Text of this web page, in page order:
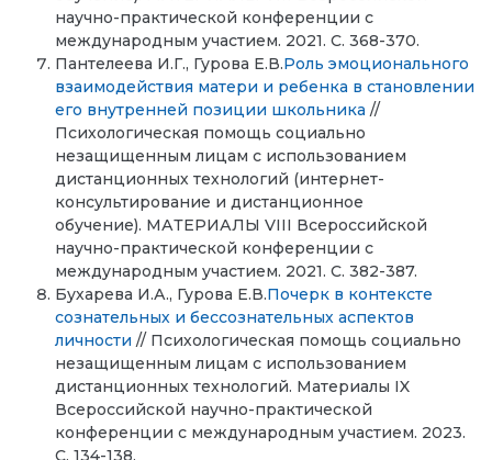
научно-практической конференции с
международным участием. 2021. С. 368-370.
Пантелеева И.Г., Гурова Е.В.Роль эмоционального
взаимодействия матери и ребенка в становлении
его внутренней позиции школьника //
Психологическая помощь социально
незащищенным лицам с использованием
дистанционных технологий (интернет-
консультирование и дистанционное
обучение). МАТЕРИАЛЫ VIII Всероссийской
научно-практической конференции с
международным участием. 2021. С. 382-387.
Бухарева И.А., Гурова Е.В.Почерк в контексте
сознательных и бессознательных аспектов
личности // Психологическая помощь социально
незащищенным лицам с использованием
дистанционных технологий. Материалы IX
Всероссийской научно-практической
конференции с международным участием. 2023.
С. 134-138.